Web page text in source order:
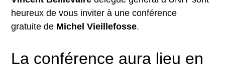
heureux de vous inviter à une conférence
gratuite de Michel Vieillefosse.
La conférence aura lieu en